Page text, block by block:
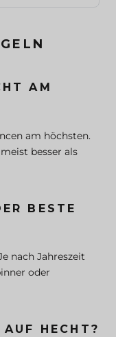
AM B
am höchsten.
besser als
BESTE
nach Jahreszeit
oder
HECHT?